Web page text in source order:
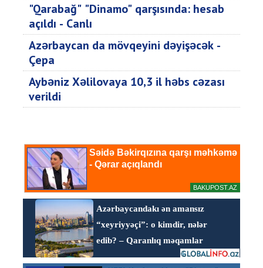
"Qarabağ" "Dinamo" qarşısında: hesab
açıldı - Canlı
Azərbaycan da mövqeyini dəyişəcək -
Çepa
Aybəniz Xəlilovaya 10,3 il həbs cəzası
verildi